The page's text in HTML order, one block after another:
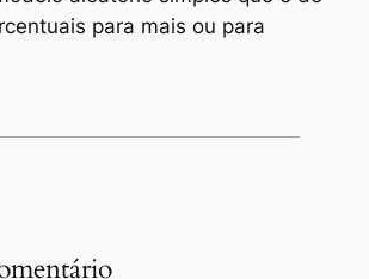
para mais ou para